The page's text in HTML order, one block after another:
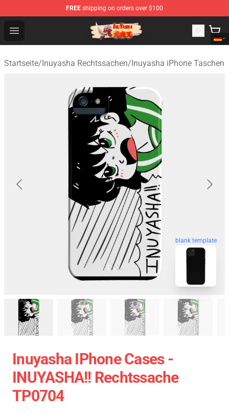
FREE shipping on orders over $100
Open menu
Inuyasha Store - Official Inuyasha Merchandise Shop
Startseite/Inuyasha Rechtssachen/Inuyasha iPhone Taschen
blank template
Inuyasha IPhone Cases -
INUYASHA!! Rechtssache
TP0704